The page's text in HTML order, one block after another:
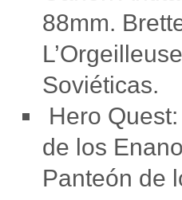
88mm.
Soviéticas.
Hero
de los
Panteón de